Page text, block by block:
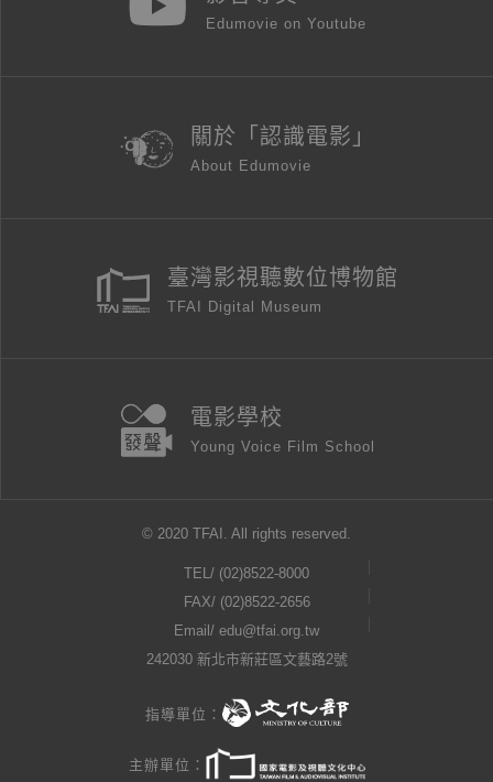
Edumovie on Youtube
關於「認識電影」
About Edumovie
臺灣影視聽數位博物館
TFAI Digital Museum
電影學校
Young Voice Film School
© 2020 TFAI. All rights reserved.
TEL/ (02)8522-8000
FAX/ (02)8522-2656
Email/ edu@tfai.org.tw
242030 新北市新莊區文藝路2號
指導單位：
主辦單位：